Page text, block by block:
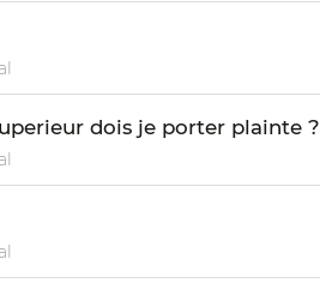
dois je porter plainte ?